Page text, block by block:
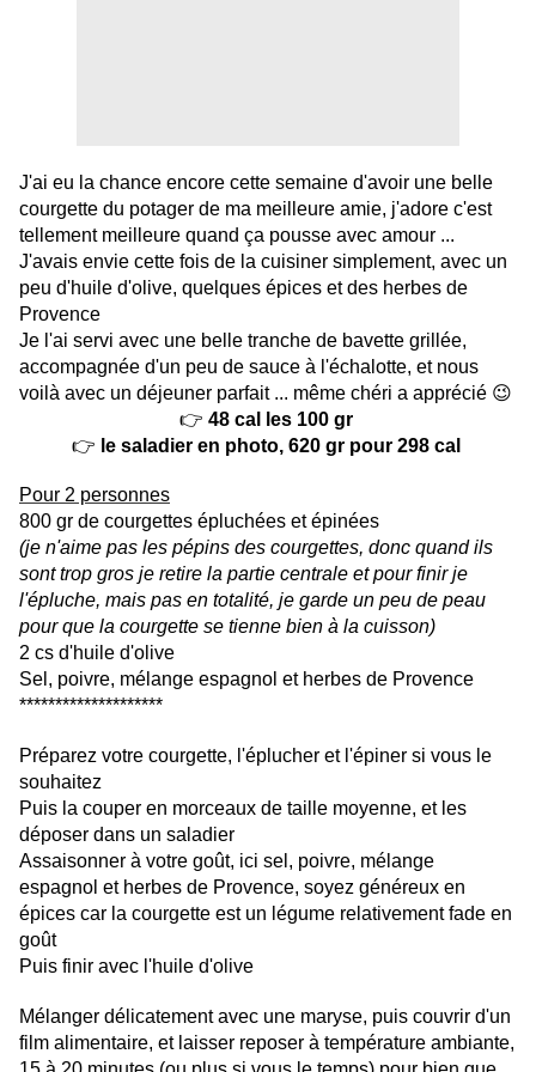
J'ai eu la chance encore cette semaine d'avoir une belle
courgette du potager de ma meilleure amie, j'adore c'est
tellement meilleure quand ça pousse avec amour ...
J'avais envie cette fois de la cuisiner simplement, avec un
peu d'huile d'olive, quelques épices et des herbes de
Provence
Je l'ai servi avec une belle tranche de bavette grillée,
accompagnée d'un peu de sauce à l'échalotte, et nous
voilà avec un déjeuner parfait ... même chéri a apprécié 😉
👉 48 cal les 100 gr
👉 le saladier en photo, 620 gr pour 298 cal
Pour 2 personnes
800 gr de courgettes épluchées et épinées
(je n'aime pas les pépins des courgettes, donc quand ils
sont trop gros je retire la partie centrale et pour finir je
l'épluche, mais pas en totalité, je garde un peu de peau
pour que la courgette se tienne bien à la cuisson)
2 cs d'huile d'olive
Sel, poivre, mélange espagnol et herbes de Provence
********************
Préparez votre courgette, l'éplucher et l'épiner si vous le
souhaitez
Puis la couper en morceaux de taille moyenne, et les
déposer dans un saladier
Assaisonner à votre goût, ici sel, poivre, mélange
espagnol et herbes de Provence, soyez généreux en
épices car la courgette est un légume relativement fade en
goût
Puis finir avec l'huile d'olive
Mélanger délicatement avec une maryse, puis couvrir d'un
film alimentaire, et laisser reposer à température ambiante,